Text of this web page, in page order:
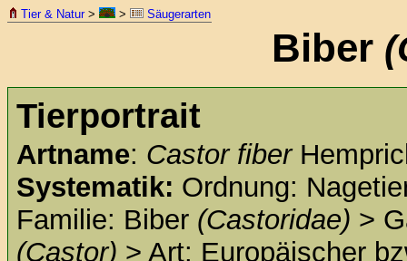
Tier & Natur> > Säugerarten
Biber
Tierportrait
Artname: Castor fiber
Systematik: Ordnung:
Familie: Biber (Castoridae) >
(Castor) > Art: Europäischer